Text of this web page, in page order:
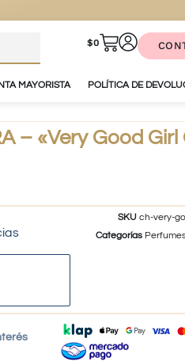
$0
MAYORISTA POLÍTICA DE
– «Very Good Girl
SKUch-very-
Categorías